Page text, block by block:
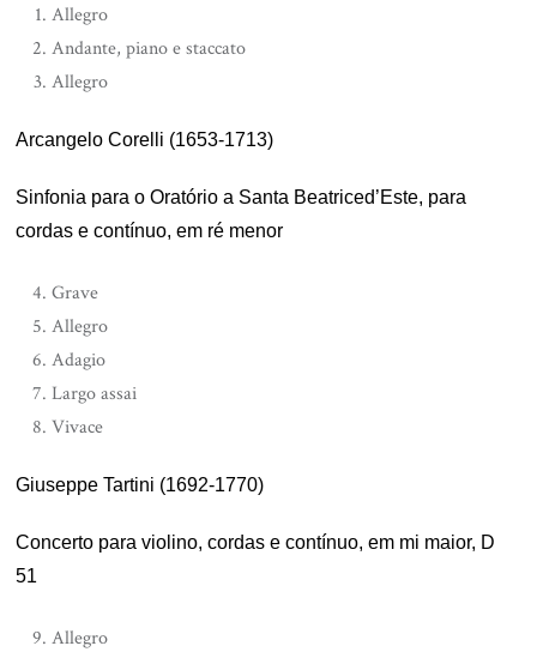
Allegro
Andante, piano e staccato
Allegro
Arcangelo Corelli (1653-1713)
Sinfonia para o Oratório a Santa Beatriced’Este, para
cordas e contínuo, em ré menor
Grave
Allegro
Adagio
Largo assai
Vivace
Giuseppe Tartini (1692-1770)
Concerto para violino, cordas e contínuo, em mi maior, D
51
Allegro